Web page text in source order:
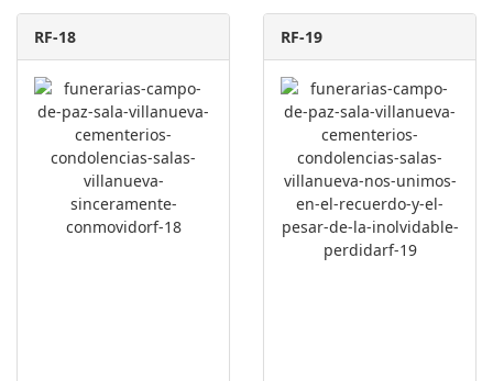
RF-18 RF-19